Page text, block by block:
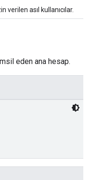
verilen asıl kullanıcılar.
eden ana hesap.